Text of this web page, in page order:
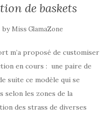
de baskets
by Miss GlamaZone
m’a proposé de customiser
en cours : une paire de
suite ce modèle qui se
selon les zones de la
des strass de diverses